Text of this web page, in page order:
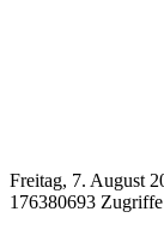
Freitag, 7. August
176380693